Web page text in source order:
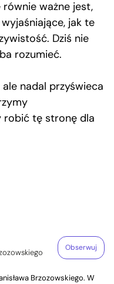
ważne jest,
jak te
Dziś nie
rozumieć.
nadal przyświeca
robić tę stronę dla
Obserwuj
Brzozowskiego. W